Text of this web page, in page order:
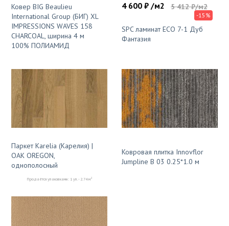
Ковер BIG Beaulieu
International Group (БИГ) XL
IMPRESSIONS WAVES 158
CHARCOAL, ширина 4 м
100% ПОЛИАМИД
4 600 ₽ /м2 5 412 ₽/м2
-15%
SPC ламинат ECO 7-1 Дуб
Фантазия
Паркет Karelia (Карелия) |
OAK OREGON,
однополосный
Продаётся упаковками: 1 уп. - 2.74 м2
Ковровая плитка Innovflor
Jumpline B 03 0.25*1.0 м